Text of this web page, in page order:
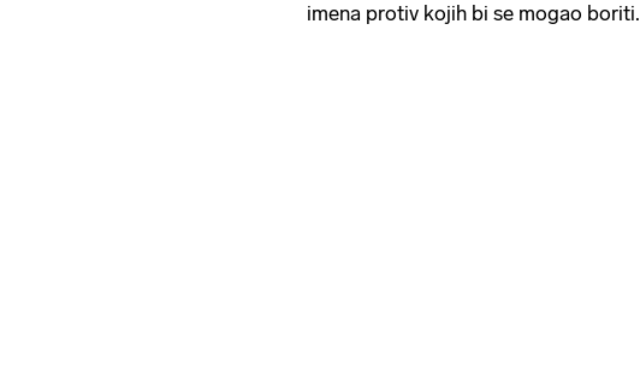
imena protiv kojih bi se mogao boriti.